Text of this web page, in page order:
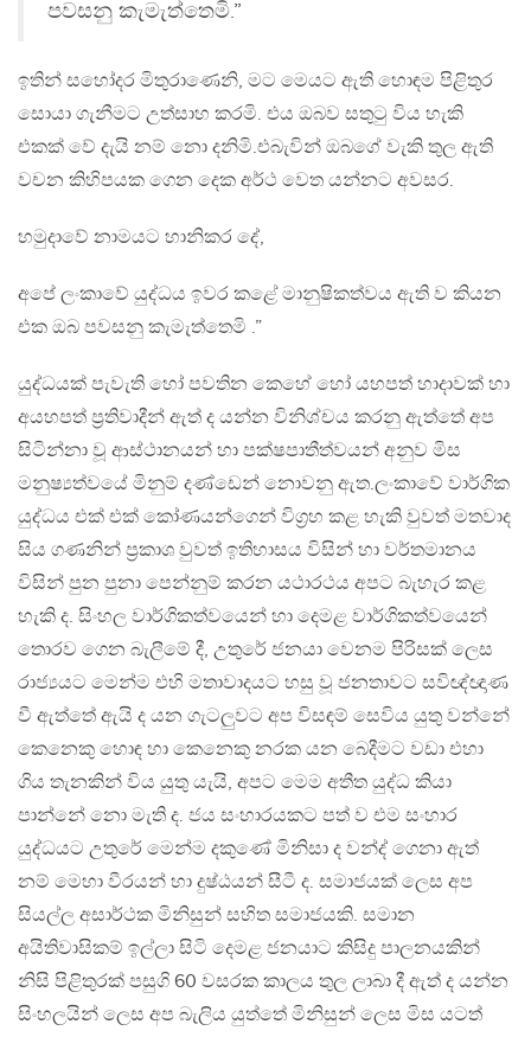
පවසනු කැමැත්තෙමි.”
ඉතින් සහෝදර මිතුරාණෙනි, මට මෙයට ඇති හොඳම පිළිතුර
සොයා ගැනීමට උත්සාහ කරමි. එය ඔබව සතුටු විය හැකි
එකක් වේ දැයි නම් නො දනිමි.එබැවින් ඔබගේ වැකි තුල ඇති
වචන කිහිපයක ගෙන දෙක අර්ථ වෙත යන්නට අවසර.
හමුදාවේ නාමයට හානිකර දේ,
අපේ ලංකාවේ යුද්ධය ඉවර කළේ මානුෂිකත්වය ඇති ව කියන
එක ඔබ පවසනු කැමැත්තෙමි .”
යුද්ධයක් පැවැති හෝ පවතින කෙහේ හෝ යහපත් හාදාවක් හා
අයහපත් ප්‍රතිවාදීන් ඇත් ද යන්න විනිශ්චය කරනු ඇත්තේ අප
සිටින්නා වූ ආස්ථානයන් හා පක්ෂපාතීත්වයන් අනුව මිස
මනුෂ්‍යත්වයේ මිනුම් දණ්ඩෙන් නොවනු ඇත.ලංකාවේ වාර්ගික
යුද්ධය එක් එක් කෝණයන්ගෙන් විග්‍රහ කළ හැකි වුවත් මතවාද
සිය ගණනින් ප්‍රකාශ වුවත් ඉතිහාසය විසින් හා වර්තමානය
විසින් පුන පුනා පෙන්නුම් කරන යථාරථය අපට බැහැර කළ
හැකි ද. සිංහල වාර්ගිකත්වයෙන් හා දෙමළ වාර්ගිකත්වයෙන්
තොරව ගෙන බැලීමේ දී, උතුරේ ජනයා වෙනම පිරිසක් ලෙස
රාජ්‍යයට මෙන්ම එහි මතාවාදයට හසු වූ ජනතාවට සවිඥ්ඥාණ
වී ඇත්තේ ඇයි ද යන ගැටලුවට අප විසඳම් සෙවිය යුතු වන්නේ
කෙනෙකු හොඳ හා කෙනෙකු නරක යන බෙදීමට වඩා එහා
ගිය තැනකින් විය යුතු යැයි, අපට මෙම අතීත යුද්ධ කියා
පාන්නේ නො මැති ද. ජය සංහාරයකට පත් ව එම සංහාර
යුද්ධයට උතුරේ මෙන්ම දකුණේ මිනිසා ද වන්ද් ගෙනා ඇත්
නම් මෙහා වීරයන් හා දුෂ්ඨයන් සීටී ද. සමාජයක් ලෙස අප
සියල්ල අසාර්ථක මිනිසුන් සහිත සමාජයකි. සමාන
අයිතිවාසිකම් ඉල්ලා සිටි දෙමළ ජනයාට කිසිදු පාලනයකින්
නිසි පිළිතුරක් පසුගි 60 වසරක කාලය තුල ලාබා දී ඇත් ද යන්න
සිංහලයින් ලෙස අප බැලිය යුත්තේ මිනිසුන් ලෙස මිස යටත්